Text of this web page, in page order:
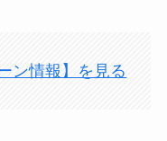
ン情報】を見る